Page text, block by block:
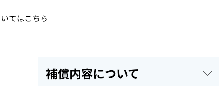
てはこちら
補償内容について